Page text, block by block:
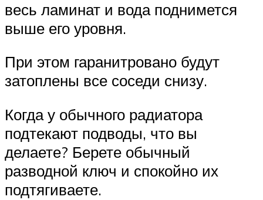
весь ламинат и вода поднимется
выше его уровня.
При этом гаранитровано будут
затоплены все соседи снизу.
Когда у обычного радиатора
подтекают подводы, что вы
делаете? Берете обычный
разводной ключ и спокойно их
подтягиваете.